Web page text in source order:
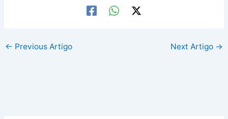
← Previous Artigo Next Artigo →